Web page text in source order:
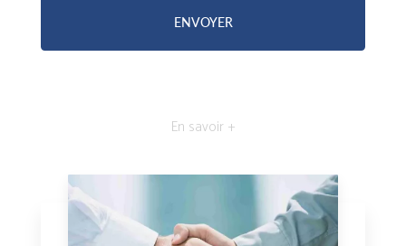
En savoir +